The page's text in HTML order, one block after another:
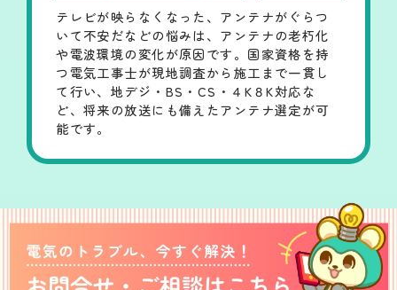
テレビが映らなくなった、アンテナがぐらつ
いて不安だなどの悩みは、アンテナの老朽化
や電波環境の変化が原因です。国家資格を持
つ電気工事士が現地調査から施工まで一貫し
て行い、地デジ・BS・CS・４K８K対応な
ど、将来の放送にも備えたアンテナ選定が可
能です。